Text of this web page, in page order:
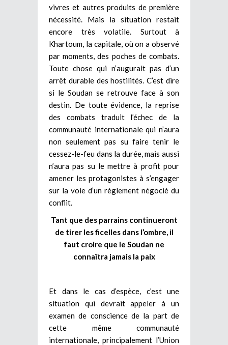
vivres et autres produits de première
nécessité. Mais la situation restait
encore très volatile. Surtout à
Khartoum, la capitale, où on a observé
par moments, des poches de combats.
Toute chose qui n’augurait pas d’un
arrêt durable des hostilités. C’est dire
si le Soudan se retrouve face à son
destin. De toute évidence, la reprise
des combats traduit l’échec de la
communauté internationale qui n’aura
non seulement pas su faire tenir le
cessez-le-feu dans la durée, mais aussi
n’aura pas su le mettre à profit pour
amener les protagonistes à s’engager
sur la voie d’un règlement négocié du
conflit.
Tant que des parrains continueront
de tirer les ficelles dans l’ombre, il
faut croire que le Soudan ne
connaîtra jamais la paix
Et dans le cas d’espèce, c’est une
situation qui devrait appeler à un
examen de conscience de la part de
cette même communauté
internationale, principalement l’Union